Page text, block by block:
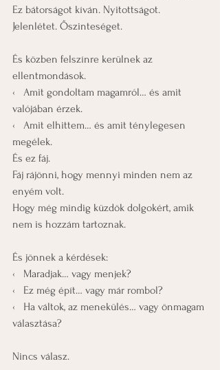
Ez bátorságot kíván. Nyitottságot.
Jelenlétet. Őszinteséget.
És közben felszínre kerülnek az
ellentmondások.
‹   Amit gondoltam magamról… és amit
valójában érzek.
‹   Amit elhittem… és amit ténylegesen
megélek.
És ez fáj.
Fáj rájönni, hogy mennyi minden nem az
enyém volt.
Hogy még mindig küzdök dolgokért, amik
nem is hozzám tartoznak.
És jönnek a kérdések:
‹   Maradjak… vagy menjek?
‹   Ez még épít… vagy már rombol?
‹   Ha váltok, az menekülés… vagy önmagam
választása?
Nincs válasz.